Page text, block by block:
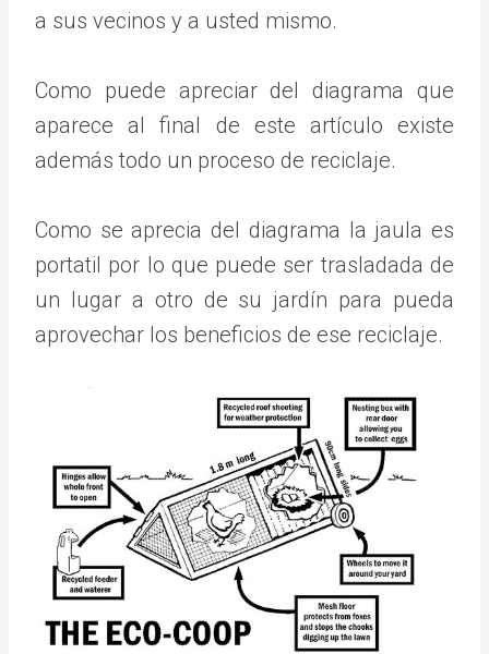
a sus vecinos y a usted mismo.
Como puede apreciar del diagrama que
aparece al final de este artículo existe
además todo un proceso de reciclaje.
Como se aprecia del diagrama la jaula es
portatil por lo que puede ser trasladada de
un lugar a otro de su jardín para pueda
aprovechar los beneficios de ese reciclaje.